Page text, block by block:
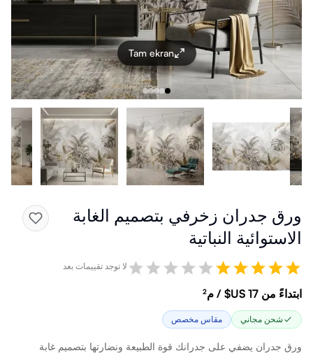
Tam ekran
ورق جدران زخرفي بتصميم الغابة
الاستوائية النباتية
لا توجد تقييمات بعد
ابتداءً من ‏17 US$ / م²
شحن مجاني مقاس مخصص
ورق جدران يضفي على جدرانك قوة الطبيعة ونضارتها بتصميم غابة